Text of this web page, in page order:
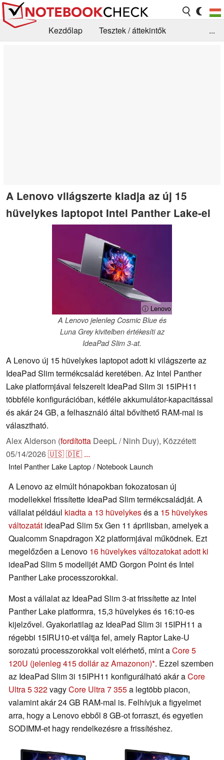
Kezdőlap
Tesztek / áttekintők
...
A Lenovo világszerte kiadja az új 15
hüvelykes laptopot Intel Panther Lake-el
ⓘ Lenovo
A Lenovo jelenleg Cosmic Blue és
Luna Grey kivitelben értékesíti az
IdeaPad Slim 3-at.
A Lenovo új 15 hüvelykes laptopot adott ki világszerte az
IdeaPad Slim termékcsalád keretében. Az Intel Panther
Lake platformjával felszerelt IdeaPad Slim 3i 15IPH11
többféle konfigurációban, kétféle akkumulátor-kapacitással
és akár 24 GB, a felhasználó által bővíthető RAM-mal is
választható.
Alex Alderson (fordította DeepL / Ninh Duy), Közzétett
05/14/2026🇺🇸🇩🇪 ...
Intel Panther Lake Laptop / Notebook Launch
A Lenovo az elmúlt hónapokban fokozatosan új
modellekkel frissítette IdeaPad Slim termékcsaládját. A
vállalat például kiadta a 13 hüvelykesés a 15 hüvelykes
változatát ideaPad Slim 5x Gen 11 áprilisban, amelyek a
Qualcomm Snapdragon X2 platformjával működnek. Ezt
megelőzően a Lenovo 16 hüvelykes változatokat adott ki
ideaPad Slim 5 modelljét AMD Gorgon Point és Intel
Panther Lake processzorokkal.
Most a vállalat az IdeaPad Slim 3-at frissítette az Intel
Panther Lake platformra, 15,3 hüvelykes és 16:10-es
kijelzővel. Gyakorlatilag az IdeaPad Slim 3i 15IPH11 a
régebbi 15IRU10-et váltja fel, amely Raptor Lake-U
sorozatú processzorokkal volt elérhető, mint aCore 5
120U (jelenleg 415 dollár az Amazonon) . Ezzel szemben
az IdeaPad Slim 3i 15IPH11 konfigurálható akár aCore
Ultra 5 322vagyCore Ultra 7 355a legtöbb piacon,
valamint akár 24 GB RAM-mal is. Felhívjuk a figyelmet
arra, hogy a Lenovo ebből 8 GB-ot forraszt, és egyetlen
SODIMM-et hagy rendelkezésre a frissítéshez.